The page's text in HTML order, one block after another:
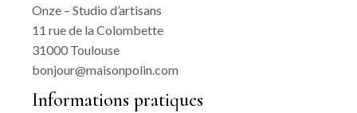
Onze – Studio d’artisans
11 rue de la Colombette
31000 Toulouse
bonjour@maisonpolin.com
Informations pratiques